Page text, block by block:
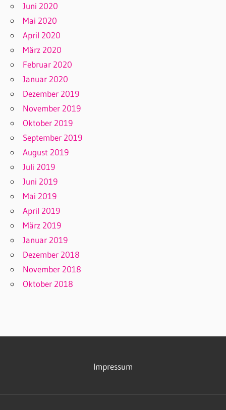
Juni 2020
Mai 2020
April 2020
März 2020
Februar 2020
Januar 2020
Dezember 2019
November 2019
Oktober 2019
September 2019
August 2019
Juli 2019
Juni 2019
Mai 2019
April 2019
März 2019
Januar 2019
Dezember 2018
November 2018
Oktober 2018
Impressum